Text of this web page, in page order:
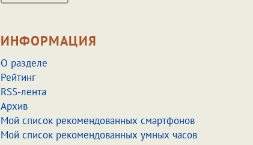
ИНФОРМАЦИЯ
О разделе
Рейтинг
RSS-лента
Архив
Мой список рекомендованных смартфонов
Мой список рекомендованных умных часов